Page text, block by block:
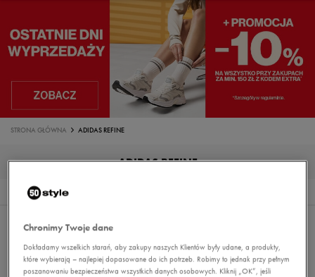
STRONA GŁÓWNA ADIDAS REFINE
ADIDAS REFINE
0
Wyników
REKOMENDOWANE
60
z 0
Chronimy Twoje dane
Dokładamy wszelkich starań, aby zakupy naszych Klientów były udane, a produkty,
które wybierają – najlepiej dopasowane do ich potrzeb. Robimy to jednak przy pełnym
poszanowaniu bezpieczeństwa wszystkich danych osobowych. Kliknij „OK”, jeśli